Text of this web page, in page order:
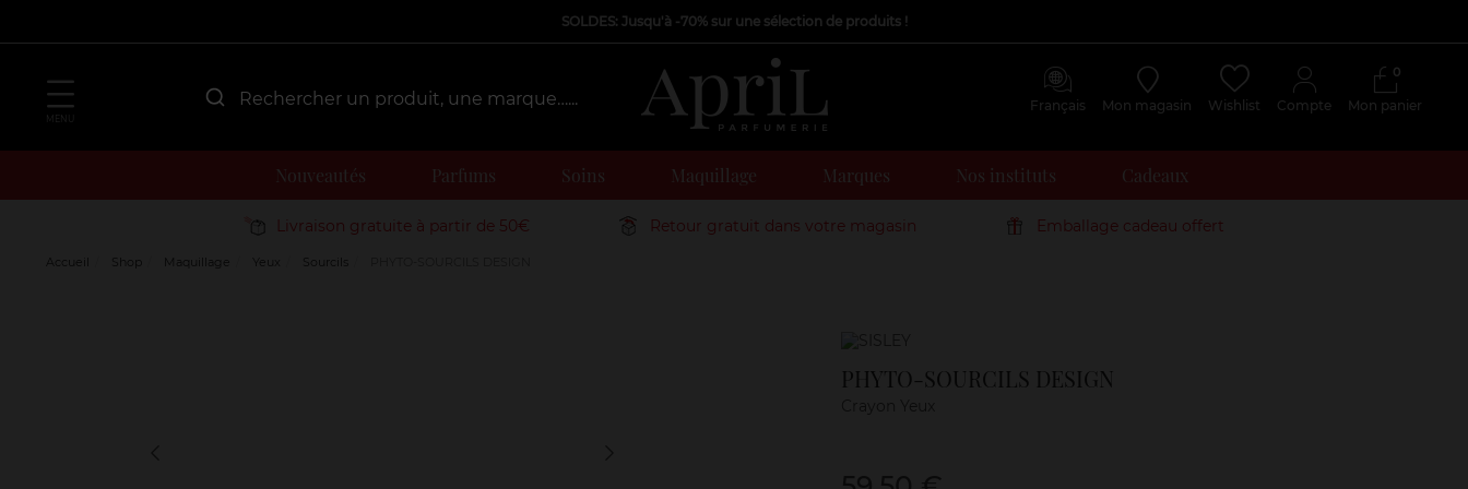
SOLDES: Jusqu'à -70% sur une sélection de produits !
Français Mon magasin Wishlist Compte Mon panier
0
Nouveautés Parfums Soins Maquillage Marques Nos instituts Cadeaux
Livraison gratuite à partir de 50€ Retour gratuit dans votre magasin Emballage cadeau offert
Accueil Shop Maquillage Yeux Sourcils
Marque
PHYTO-SOURCILS DESIGN